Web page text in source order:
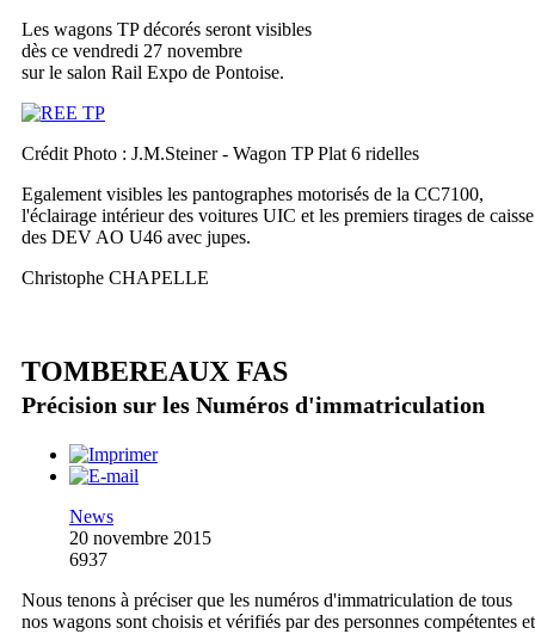
Les wagons TP décorés seront visibles
dès ce vendredi 27 novembre
sur le salon Rail Expo de Pontoise.
Crédit Photo : J.M.Steiner - Wagon TP Plat 6 ridelles
Egalement visibles les pantographes motorisés de la CC7100,
l'éclairage intérieur des voitures UIC et les premiers tirages de caisse
des DEV AO U46 avec jupes.
Christophe CHAPELLE
TOMBEREAUX FAS
Précision sur les Numéros d'immatriculation
News
20 novembre 2015
6937
Nous tenons à préciser que les numéros d'immatriculation de tous
nos wagons sont choisis et vérifiés par des personnes compétentes et